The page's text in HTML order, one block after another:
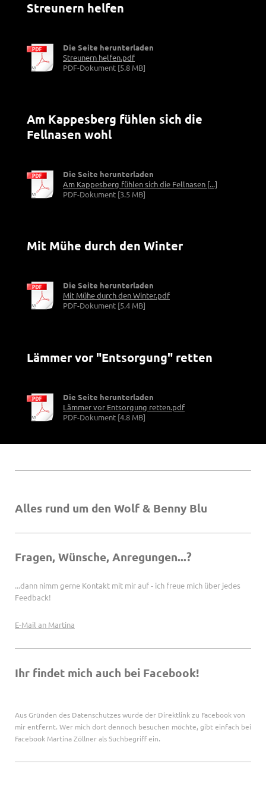
Streunern helfen
Die Seite herunterladen
Streunern helfen.pdf
PDF-Dokument [5.8 MB]
Am Kappesberg fühlen sich die
Fellnasen wohl
Die Seite herunterladen
Am Kappesberg fühlen sich die Fellnasen [...]
PDF-Dokument [3.5 MB]
Mit Mühe durch den Winter
Die Seite herunterladen
Mit Mühe durch den Winter.pdf
PDF-Dokument [5.4 MB]
Lämmer vor "Entsorgung" retten
Die Seite herunterladen
Lämmer vor Entsorgung retten.pdf
PDF-Dokument [4.8 MB]
Alles rund um den Wolf & Benny Blu
Fragen, Wünsche, Anregungen...?
...dann nimm gerne Kontakt mit mir auf - ich freue mich über jedes
Feedback!
E-Mail an Martina
Ihr findet mich auch bei Facebook!
Aus Gründen des Datenschutzes wurde der Direktlink zu Facebook von
mir entfernt. Wer mich dort dennoch besuchen möchte, gibt einfach bei
Facebook Martina Zöllner als Suchbegriff ein.